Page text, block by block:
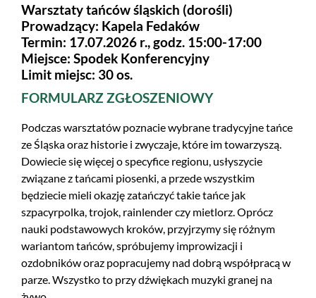
Warsztaty tańców śląskich (dorośli)
Prowadzący: Kapela Fedaków
Termin: 17.07.2026 r., godz. 15:00-17:00
Miejsce: Spodek Konferencyjny
Limit miejsc: 30 os.
FORMULARZ ZGŁOSZENIOWY
Podczas warsztatów poznacie wybrane tradycyjne tańce
ze Śląska oraz historie i zwyczaje, które im towarzyszą.
Dowiecie się więcej o specyfice regionu, usłyszycie
związane z tańcami piosenki, a przede wszystkim
będziecie mieli okazję zatańczyć takie tańce jak
szpacyrpolka, trojok, rainlender czy mietlorz. Oprócz
nauki podstawowych kroków, przyjrzymy się różnym
wariantom tańców, spróbujemy improwizacji i
ozdobników oraz popracujemy nad dobrą współpracą w
parze. Wszystko to przy dźwiękach muzyki granej na